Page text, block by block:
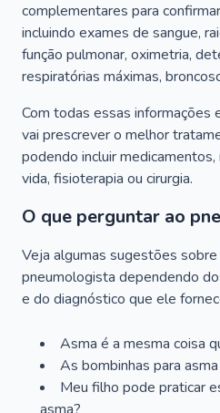
complementares para
incluindo exames de sangue,
função pulmonar, oximetria,
respiratórias máximas,
Com todas essas informações
vai prescrever o melhor
podendo incluir
vida, fisioterapia ou cirurgia.
O que perguntar ao
Veja algumas sugestões
pneumologista dependendo
e do diagnóstico que ele
Asma é a mesma coisa
As bombinhas para
Meu filho pode praticar